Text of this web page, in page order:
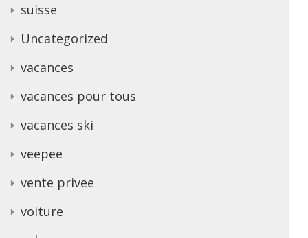
suisse
Uncategorized
vacances
vacances pour tous
vacances ski
veepee
vente privee
voiture